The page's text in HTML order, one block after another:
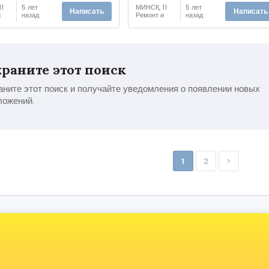
5 лет
назад
Написать
МИНСК, 11
Ремонт и
ие
5 лет
назад
Написать
этот поиск
этот поиск и получайте уведомления о появлении новых
1 2 >